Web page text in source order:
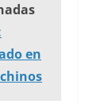
en